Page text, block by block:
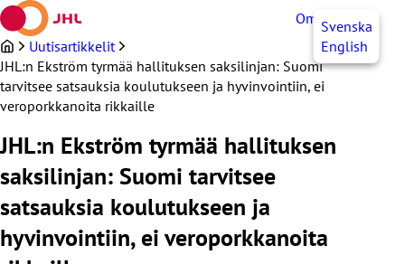
Siirry
sisältöön
OmaJHLSvenska
English
Uutisartikkelit
JHL:n Ekström tyrmää hallituksen saksilinjan: Suomi
tarvitsee satsauksia koulutukseen ja hyvinvointiin, ei
veroporkkanoita rikkaille
JHL:n Ekström tyrmää hallituksen
saksilinjan: Suomi tarvitsee
satsauksia koulutukseen ja
hyvinvointiin, ei veroporkkanoita